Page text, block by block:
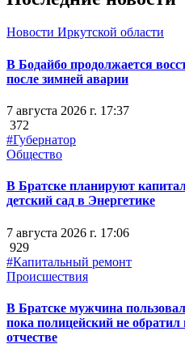
Новости Иркутской области
В Бодайбо продолжается
после зимней аварии
7 августа 2026 г. 17:37
372
#Губернатор
Общество
В Братске планируют
детский сад в Энергетике
7 августа 2026 г. 17:06
929
#Капитальный ремонт
Происшествия
В Братске мужчина
пока полицейский не
отчестве